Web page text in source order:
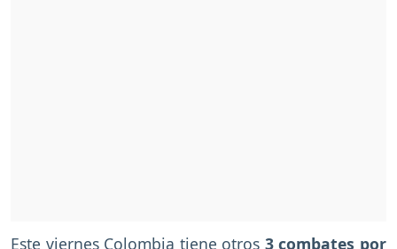
Este viernes Colombia tiene otros 3 combates por